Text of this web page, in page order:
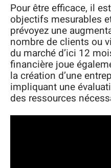
Pour être efficace, il
objectifs mesurables
prévoyez une
nombre de clients ou
du marché d’ici 12
financière joue
la création d’une
impliquant une
des ressources